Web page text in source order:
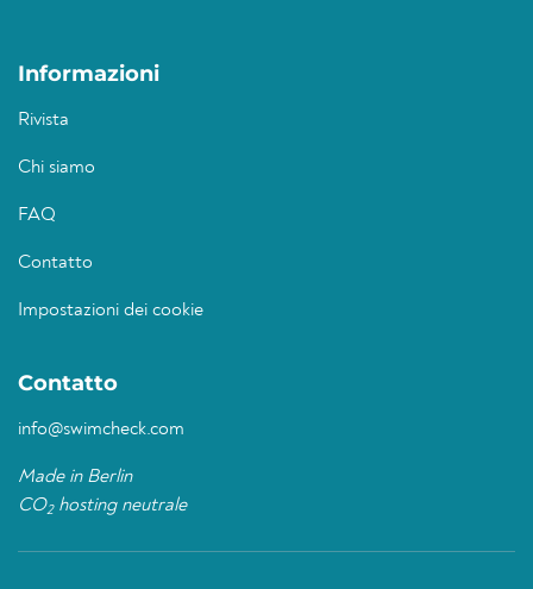
Informazioni
Rivista
Chi siamo
FAQ
Contatto
Impostazioni dei cookie
Contatto
info@swimcheck.com
Made in Berlin
CO2hosting neutrale